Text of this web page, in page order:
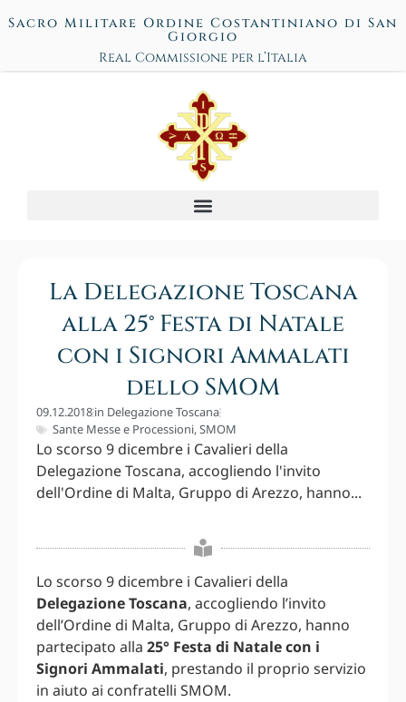
Sacro Militare Ordine Costantiniano di San
Giorgio
Real Commissione per l’Italia
La Delegazione Toscana
alla 25° Festa di Natale
con i Signori Ammalati
dello SMOM
09.12.2018in Delegazione Toscana
Sante Messe e Processioni,SMOM
Lo scorso 9 dicembre i Cavalieri della
Delegazione Toscana, accogliendo l'invito
dell'Ordine di Malta, Gruppo di Arezzo, hanno...
Lo scorso 9 dicembre i Cavalieri della
Delegazione Toscana, accogliendo l’invito
dell’Ordine di Malta, Gruppo di Arezzo, hanno
partecipato alla 25° Festa di Natale con i
Signori Ammalati, prestando il proprio servizio
in aiuto ai confratelli SMOM.